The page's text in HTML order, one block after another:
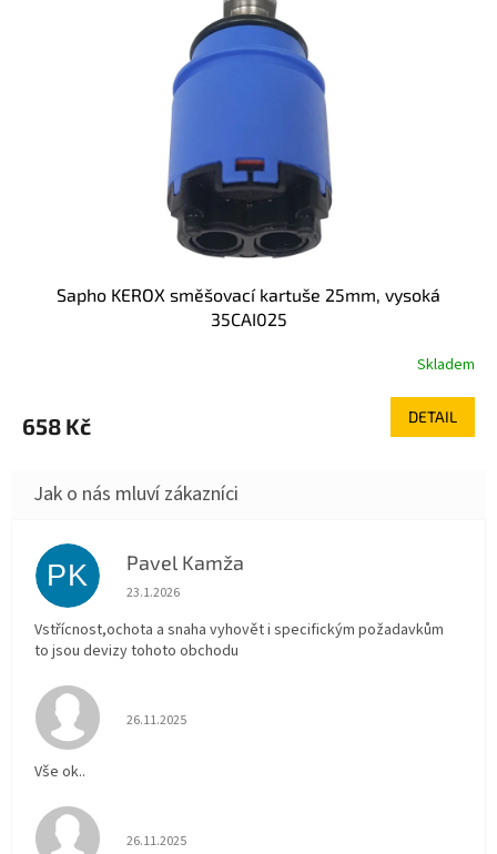
Sapho KEROX směšovací kartuše 25mm, vysoká
35CAI025
Skladem
658 Kč DETAIL
PK Pavel Kamža
Hodnocení obchodu je 5 z 5 hvězdiček.
23.1.2026
Vstřícnost,ochota a snaha vyhovět i specifickým požadavkům
to jsou devizy tohoto obchodu
Hodnocení obchodu je 5 z 5 hvězdiček.
26.11.2025
Vše ok..
Hodnocení obchodu je 5 z 5 hvězdiček.
26.11.2025